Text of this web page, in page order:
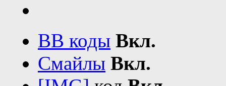
BB коды Вкл.